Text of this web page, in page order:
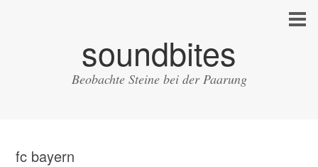
soundbites
Beobachte Steine bei der Paarung
fc bayern